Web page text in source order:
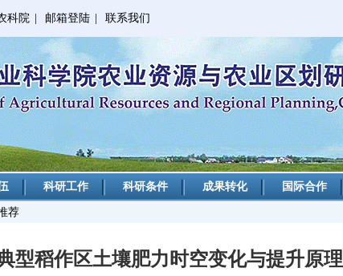
科院 邮箱登陆 联系我们
科研工作 科研条件 成果转化 国际合作
荐
典型稻作区土壤肥力时空变化与提升原